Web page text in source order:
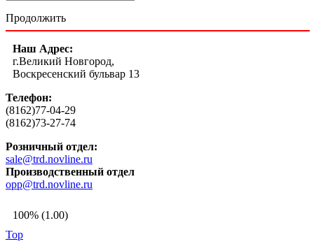
Продолжить
Наш Адрес:
г.Великий Новгород,
Воскресенский бульвар 13
Телефон:
(8162)77-04-29
(8162)73-27-74
Розничный отдел:
sale@trd.novline.ru
Производственный отдел
opp@trd.novline.ru
100% (1.00)
Top